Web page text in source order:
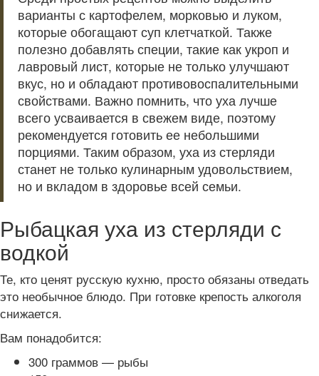
варианты с картофелем, морковью и луком,
которые обогащают суп клетчаткой. Также
полезно добавлять специи, такие как укроп и
лавровый лист, которые не только улучшают
вкус, но и обладают противовоспалительными
свойствами. Важно помнить, что уха лучше
всего усваивается в свежем виде, поэтому
рекомендуется готовить ее небольшими
порциями. Таким образом, уха из стерляди
станет не только кулинарным удовольствием,
но и вкладом в здоровье всей семьи.
Рыбацкая уха из стерляди с
водкой
Те, кто ценят русскую кухню, просто обязаны отведать
это необычное блюдо. При готовке крепость алкоголя
снижается.
Вам понадобится:
300 граммов — рыбы